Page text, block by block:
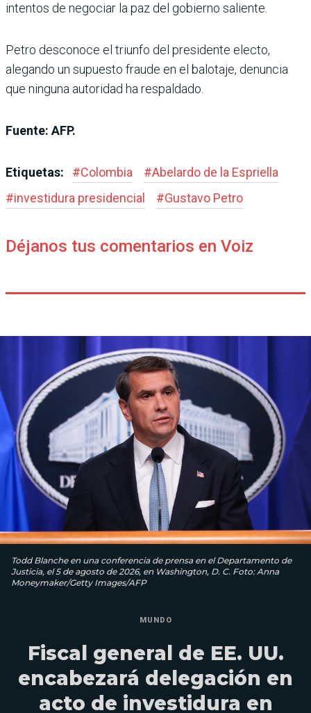
intentos de negociar la paz del gobierno saliente.
Petro desconoce el triunfo del presidente electo,
alegando un supuesto fraude en el balotaje, denuncia
que ninguna autoridad ha respaldado.
Fuente: AFP.
Etiquetas: #Colombia #Abelardo de la Espriella
#investidura presidencial #Gustavo Petro
Déjanos tus comentarios en Voiz
Todd Blanche en una conferencia de prensa en el Departamento de
Justicia, el 5 de agosto de 2026, en Washington, D. C. Foto: Anna
Moneymaker/Getty Images/AFP
MUNDO
Fiscal general de EE. UU.
encabezará delegación en
acto de investidura en